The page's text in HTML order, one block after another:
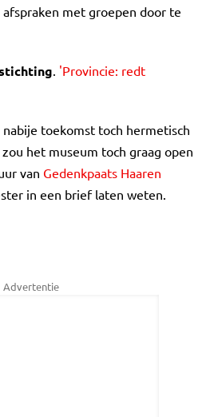
met groepen door te
. 'Provincie: redt
toekomst toch hermetisch
het museum toch graag open
van Gedenkpaats Haaren
in een brief laten weten.
Advertentie